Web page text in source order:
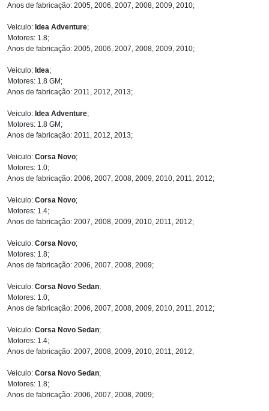
Anos de fabricação: 2005, 2006, 2007, 2008, 2009, 2010;
Veiculo: Idea Adventure;
Motores: 1.8;
Anos de fabricação: 2005, 2006, 2007, 2008, 2009, 2010;
Veiculo: Idea;
Motores: 1.8 GM;
Anos de fabricação: 2011, 2012, 2013;
Veiculo: Idea Adventure;
Motores: 1.8 GM;
Anos de fabricação: 2011, 2012, 2013;
Veiculo: Corsa Novo;
Motores: 1.0;
Anos de fabricação: 2006, 2007, 2008, 2009, 2010, 2011, 2012;
Veiculo: Corsa Novo;
Motores: 1.4;
Anos de fabricação: 2007, 2008, 2009, 2010, 2011, 2012;
Veiculo: Corsa Novo;
Motores: 1.8;
Anos de fabricação: 2006, 2007, 2008, 2009;
Veiculo: Corsa Novo Sedan;
Motores: 1.0;
Anos de fabricação: 2006, 2007, 2008, 2009, 2010, 2011, 2012;
Veiculo: Corsa Novo Sedan;
Motores: 1.4;
Anos de fabricação: 2007, 2008, 2009, 2010, 2011, 2012;
Veiculo: Corsa Novo Sedan;
Motores: 1.8;
Anos de fabricação: 2006, 2007, 2008, 2009;